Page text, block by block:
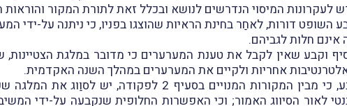
המיסוי הנדרשים לנושא ובכלל זאת לתורת המקור והוראות הפטוֹר ממס
השופט דורות, לאחַר בחינת הראיות שהוצגו בפניו, כי ניתנה על-
חלות לגביהם.
וקבע שאין לקבל את טענת המערערים כי מדובר במלגת
אלטרנטיבות אחריות ולקיים את המערערים במהלך השנה האקדמית.